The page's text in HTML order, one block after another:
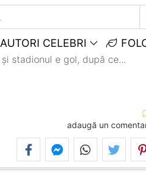
AUTORI CELEBRI
stadionul e gol, după ce...
adaugă un